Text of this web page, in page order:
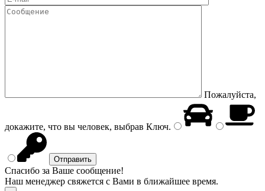
Пожалуйста,
докажите, что вы человек, выбрав Ключ.
Спасибо за Ваше сообщение!
Наш менеджер свяжется с Вами в ближайшее время.